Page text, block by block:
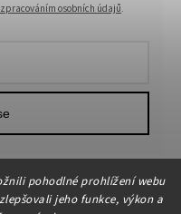
pohodlné prohlížení webu
jeho funkce, výkon a
zpracováním osobních údajů.